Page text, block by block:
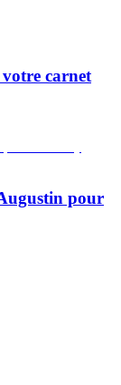
carnet
pour